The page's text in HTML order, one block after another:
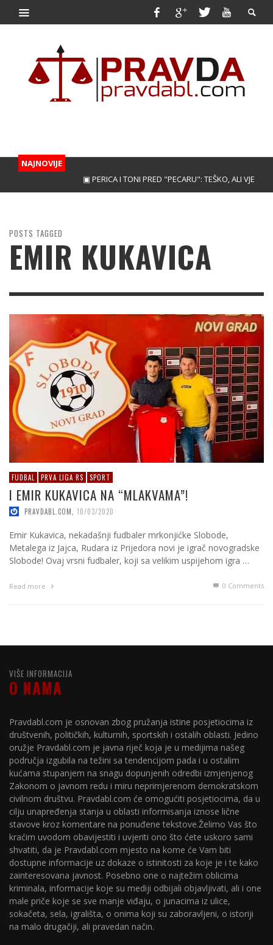
NAJNOVIJE
▣ PERICA I TONI PRED "PECARU": TEŠKO, ALI
POSTS TAGGED
EMIR KUKAVICA
FUDBAL PRVA LIGA RS SPORT
I EMIR KUKAVICA NA “MLAKVAMA”!
PRAVDABL.COM 10/03/2020
Emir Kukavica, nekadašnji fudbaler mrkonjićke Slobode,
Metalega iz Jajca, Rudara iz Prijedora novi je igrač novogradske
Slobode! Ovaj vrsni fudbaler, koji sa velikim uspijehom igra …
Read more 0 Comments
VIŠE INFORMACIJA
O NAMA
Pravdabl.com je osnovan zbog pružanja istine posjetiocima iz
društvenih, političkih, kulturnih, sportskih i ostalih oblasti. Jedino
oružje Pravdabl.com je javna riječ koja je u medijima našeg
područja izgubila na težini sa tendencijom pada i u ostalim
kućama stupanjem na snagu dopunjenih odredbi izmjenjenog
Zakonom o javnom redu i miru neprimjerenom demokratskom
civilnom društvu. Pravdabl.com će omogućiti posjetiocima, da u
cilju unapređenja stanja u oblasti informisanja iznose lične
stavove kroz komentare na ponuđene tekstove.Želimo Vas što
kraćim uvodom obavijestiti i uvjeriti ono što ćete uskoro sami
shvatiti, da je Pravdabl.com mjesto na kome će Vam biti
dostupne informacije uz dokaze o istinitosti za koje je i te kako
zainteresovana javnost. Posebno one o najtežim oblicima
kriminala, informacije koje su mediji odbijali objavljivati, ali i one
male priče koje se sve manje viđaju, o junacima iz ulice,
sokačeta, sela, igrališta, o onima koji su zaboravljeni, o istoriji
na malo drugačiji, ali pravedan način.